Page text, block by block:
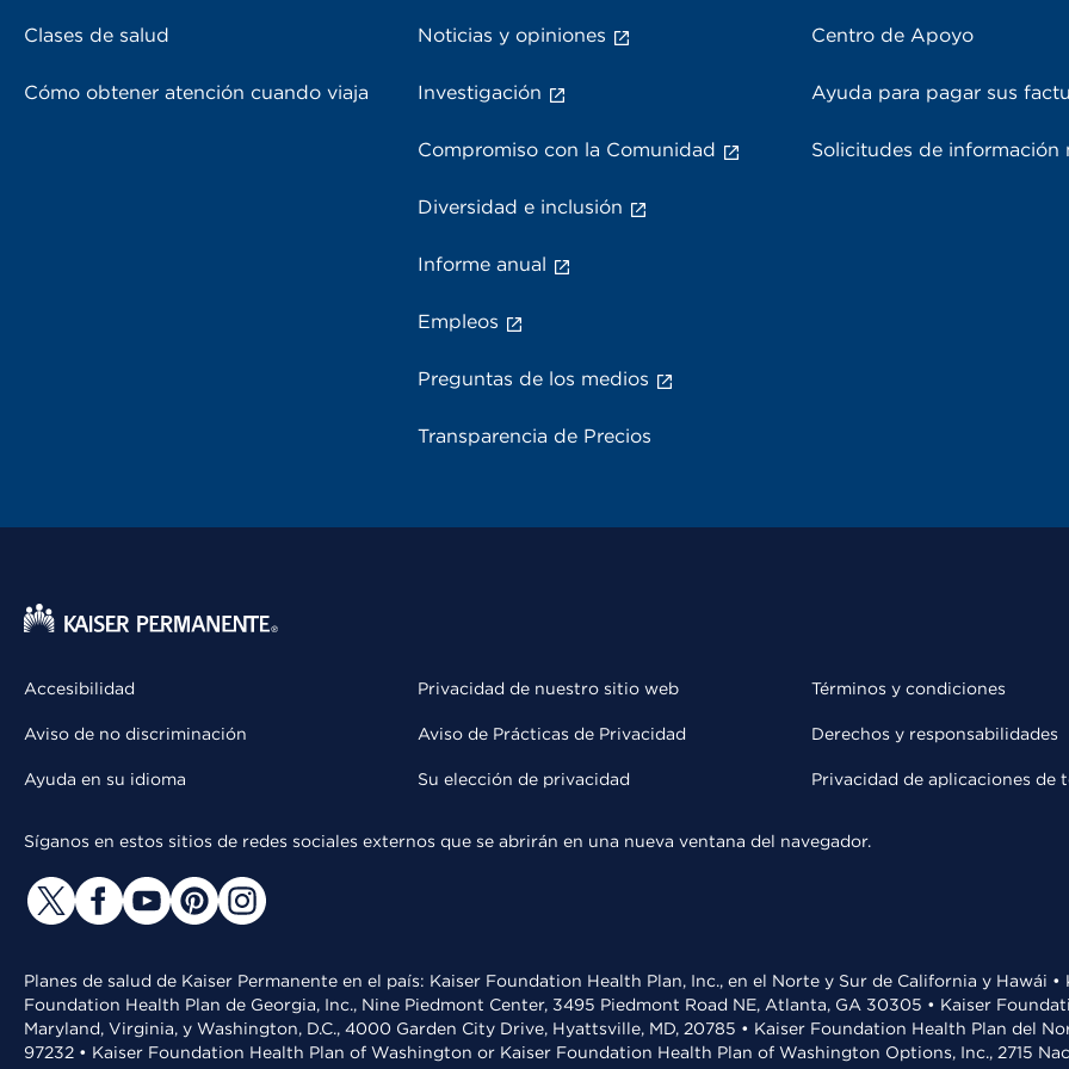
Clases de salud
Cómo obtener atención cuando viaja
Noticias y opiniones
Investigación
Compromiso con la Comunidad
Diversidad e inclusión
Informe anual
Empleos
Preguntas de los medios
Transparencia de Precios
Centro de Apoyo
Ayuda para pagar sus
Solicitudes de información
Accesibilidad
Aviso de no discriminación
Ayuda en su idioma
Privacidad de nuestro sitio web
Aviso de Prácticas de Privacidad
Su elección de privacidad
Términos y condiciones
Derechos y responsabilidades
Privacidad de aplicaciones de
Síganos en estos sitios de redes sociales externos que se abrirán en una nueva ventana del navegador.
Planes de salud de Kaiser Permanente en el país: Kaiser Foundation Health Plan, Inc., en el Norte y Sur de California y Hawái
Foundation Health Plan de Georgia, Inc., Nine Piedmont Center, 3495 Piedmont Road NE, Atlanta, GA 30305 • Kaiser
Maryland, Virginia, y Washington, D.C., 4000 Garden City Drive, Hyattsville, MD, 20785 • Kaiser Foundation Health Plan del
97232 • Kaiser Foundation Health Plan of Washington or Kaiser Foundation Health Plan of Washington Options, Inc., 2715